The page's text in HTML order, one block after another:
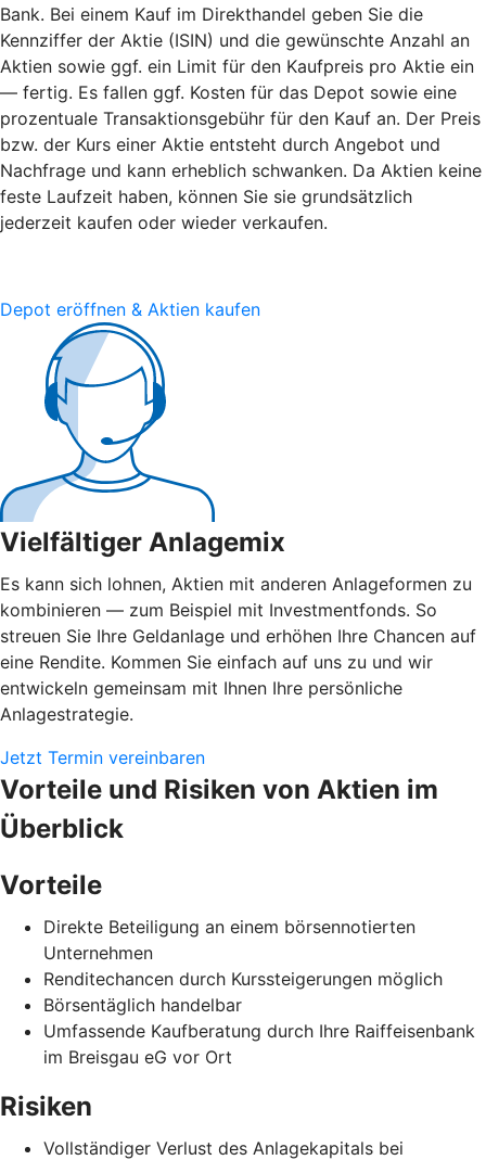
Bank. Bei einem Kauf im Direkthandel geben Sie die
Kennziffer der Aktie (ISIN) und die gewünschte Anzahl an
Aktien sowie ggf. ein Limit für den Kaufpreis pro Aktie ein
— fertig. Es fallen ggf. Kosten für das Depot sowie eine
prozentuale Transaktionsgebühr für den Kauf an. Der Preis
bzw. der Kurs einer Aktie entsteht durch Angebot und
Nachfrage und kann erheblich schwanken. Da Aktien keine
feste Laufzeit haben, können Sie sie grundsätzlich
jederzeit kaufen oder wieder verkaufen.
Depot eröffnen & Aktien kaufen
Vielfältiger Anlagemix
Es kann sich lohnen, Aktien mit anderen Anlageformen zu
kombinieren — zum Beispiel mit Investmentfonds. So
streuen Sie Ihre Geldanlage und erhöhen Ihre Chancen auf
eine Rendite. Kommen Sie einfach auf uns zu und wir
entwickeln gemeinsam mit Ihnen Ihre persönliche
Anlagestrategie.
Jetzt Termin vereinbaren
Vorteile und Risiken von Aktien im
Überblick
Vorteile
Direkte Beteiligung an einem börsennotierten
Unternehmen
Renditechancen durch Kurssteigerungen möglich
Börsentäglich handelbar
Umfassende Kaufberatung durch Ihre Raiffeisenbank
im Breisgau eG vor Ort
Risiken
Vollständiger Verlust des Anlagekapitals bei